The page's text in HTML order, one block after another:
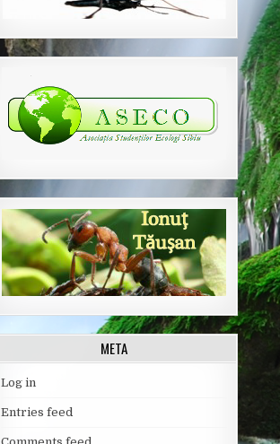
META
Log in
Entries feed